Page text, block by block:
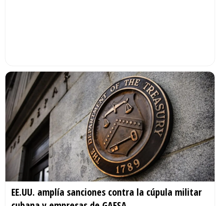
EE.UU. amplía sanciones contra la cúpula militar